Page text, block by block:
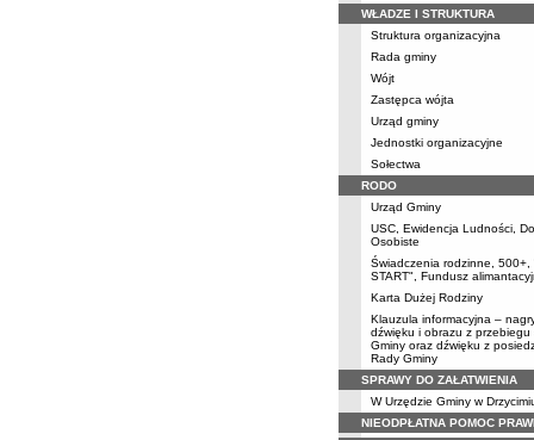
WŁADZE I STRUKTURA
Struktura organizacyjna
Rada gminy
Wójt
Zastępca wójta
Urząd gminy
Jednostki organizacyjne
Sołectwa
RODO
Urząd Gminy
USC, Ewidencja Ludności,
Osobiste
Świadczenia rodzinne, 500+,
START", Fundusz
Karta Dużej Rodziny
Klauzula informacyjna –
dźwięku i obrazu z przebiegu
Gminy oraz dźwięku z
Rady Gminy
SPRAWY DO ZAŁATWIENIA
W Urzędzie Gminy w
NIEODPŁATNA POMOC